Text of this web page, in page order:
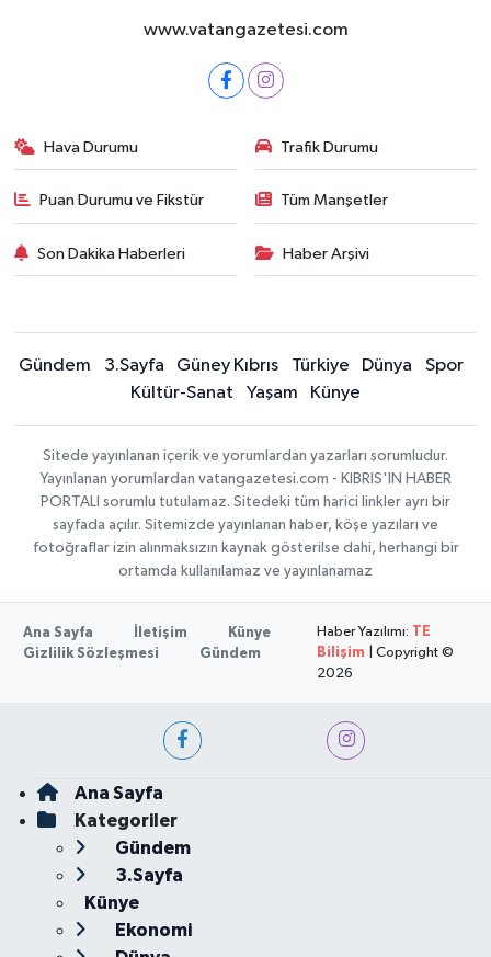
www.vatangazetesi.com
Hava Durumu Trafik Durumu
Puan Durumu ve Fikstür Tüm Manşetler
Son Dakika Haberleri Haber Arşivi
Gündem 3.Sayfa Güney Kıbrıs Türkiye Dünya
Spor
Kültür-Sanat
Yaşam Künye
Sitede yayınlanan içerik ve yorumlardan yazarları sorumludur.
Yayınlanan yorumlardan vatangazetesi.com - KIBRIS'IN HABER
PORTALI sorumlu tutulamaz. Sitedeki tüm harici linkler ayrı bir
sayfada açılır. Sitemizde yayınlanan haber, köşe yazıları ve
fotoğraflar izin alınmaksızın kaynak gösterilse dahi, herhangi bir
ortamda kullanılamaz ve yayınlanamaz
Ana Sayfa İletişim
Künye
Gizlilik Sözleşmesi
Gündem
Haber Yazılımı: TE
Bilişim | Copyright ©
2026
Ana Sayfa
Kategoriler
Gündem
3.Sayfa
Künye
Ekonomi